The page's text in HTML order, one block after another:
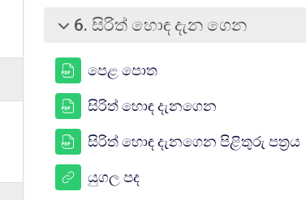
බිඳ වැටීම
6. සිරිත් හොඳ දැන ගෙන
පෙළ පොත
සිරිත් හොඳ දැනගෙන
සිරිත් හොඳ දැනගෙන පිළිතුරු පත්‍රය
යුගල පදයු ආර් එල්